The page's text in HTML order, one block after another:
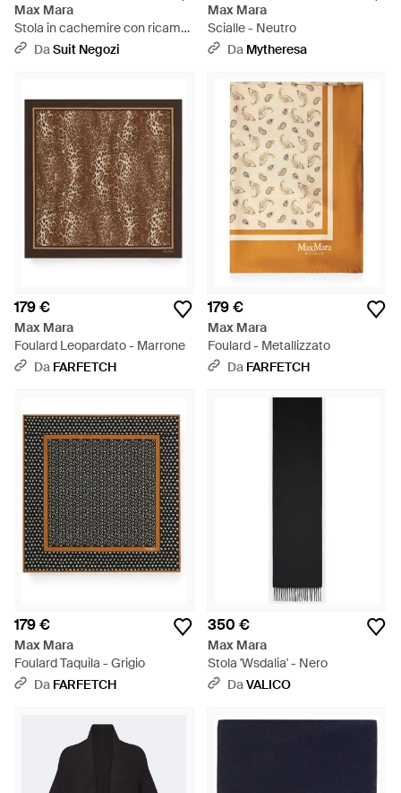
Max Mara
Stola in cachemire con ricamo
monogram - Nero
DaSuit Negozi
Max Mara
Scialle - Neutro
Da Mytheresa
179 €
Max Mara
Foulard Leopardato - Marrone
Da FARFETCH
179 €
Max Mara
Foulard - Metallizzato
Da FARFETCH
179 €
Max Mara
Foulard Taquila - Grigio
Da FARFETCH
350 €
Max Mara
Stola 'Wsdalia' - Nero
DaVALICO